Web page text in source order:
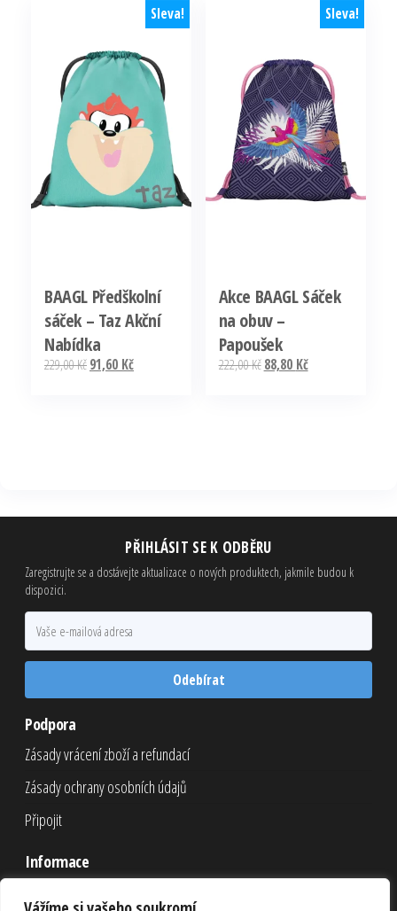
Sleva!
BAAGL Předškolní
sáček – Taz Akční
Nabídka
229,00KčPůvodní
91,60 KčAktuální
Sleva!
Akce BAAGL Sáček
na obuv –
Papoušek
222,00Kč Původní
88,80 KčAktuální
PŘIHLÁSIT SE K ODBĚRU
Zaregistrujte se a dostávejte aktualizace o nových produktech, jakmile budou k
dispozici.
Odebírat
Podpora
Zásady vrácení zboží a refundací
Zásady ochrany osobních údajů
Připojit
Informace